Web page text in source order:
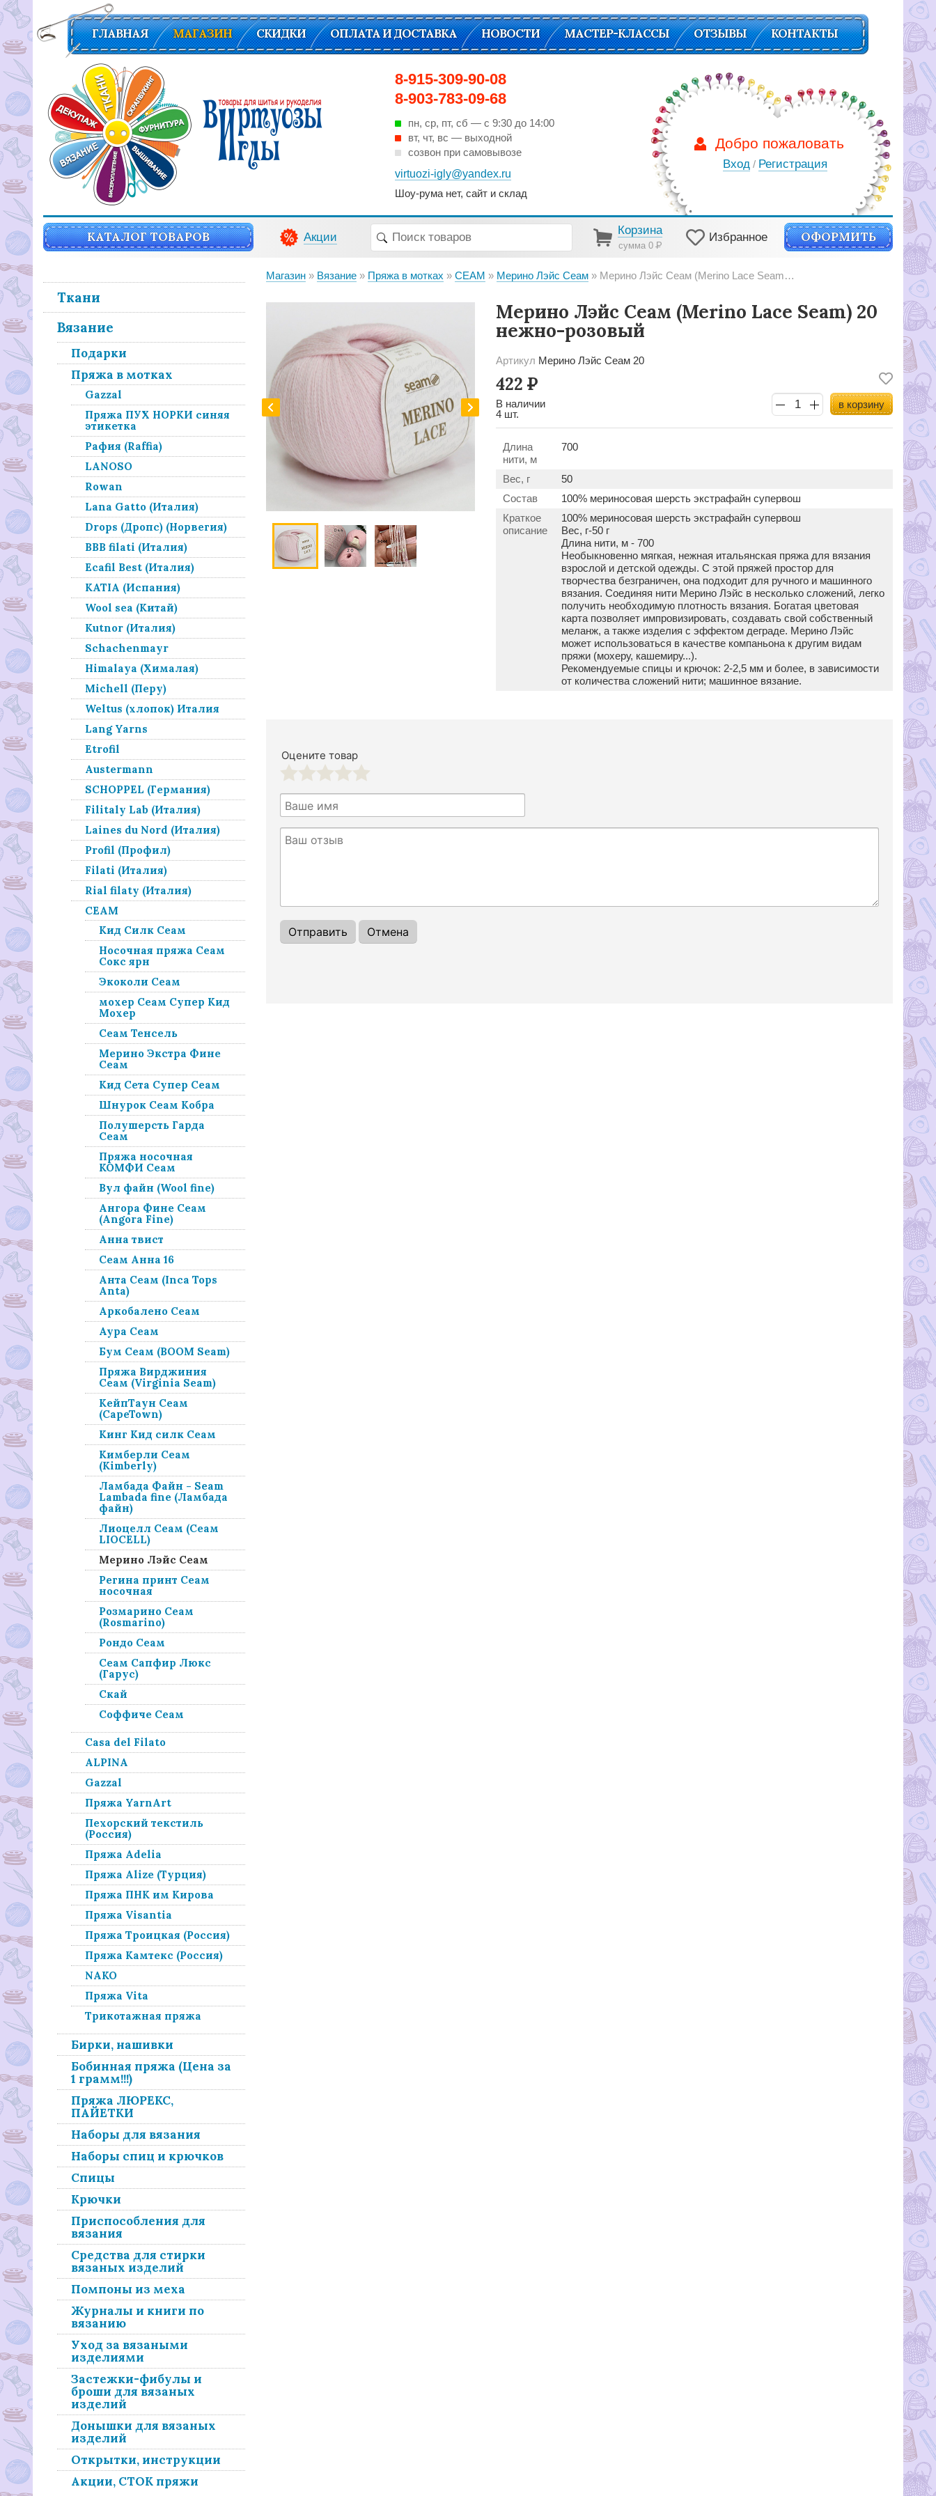
8-915-309-90-08
8-903-783-09-68
пн, ср, пт, cб — с 9:30 до 14:00
вт, чт, вс — выходной
созвон при самовывозе
virtuozi-igly@yandex.ru
Шоу-рума нет, сайт и склад
ГЛАВНАЯ МАГАЗИН СКИДКИ ОПЛАТА И ДОСТАВКА НОВОСТИ МАСТЕР-КЛАССЫ ОТЗЫВЫ КОНТАКТЫ
Добро пожаловать
Вход / Регистрация
КАТАЛОГ ТОВАРОВ Акции
Корзина
сумма 0Р
Избранное ОФОРМИТЬ
Ткани
Вязание
Подарки
Пряжа в мотках
Gazzal
Пряжа ПУХ НОРКИ синяя
этикетка
Рафия (Raffia)
LANOSO
Rowan
Lana Gatto (Италия)
Drops (Дропс) (Норвегия)
BBB filati (Италия)
Ecafil Best (Италия)
KATIA (Испания)
Wool sea (Китай)
Kutnor (Италия)
Schachenmayr
Himalaya (Хималая)
Michell (Перу)
Weltus (хлопок) Италия
Lang Yarns
Etrofil
Austermann
SCHOPPEL (Германия)
Filitaly Lab (Италия)
Laines du Nord (Италия)
Profil (Профил)
Filati (Италия)
Rial filaty (Италия)
СЕАМ
Кид Силк Сеам
Носочная пряжа Сеам
Сокс ярн
Экоколи Сеам
мохер Сеам Супер Кид
Мохер
Сеам Тенсель
Мерино Экстра Фине
Сеам
Кид Сета Супер Сеам
Шнурок Сеам Кобра
Полушерсть Гарда
Сеам
Пряжа носочная
КОМФИ Сеам
Вул файн (Wool fine)
Ангора Фине Сеам
(Angora Fine)
Анна твист
Сеам Анна 16
Анта Сеам (Inca Tops
Anta)
Аркобалено Сеам
Аура Сеам
Бум Сеам (BOOM Seam)
Пряжа Вирджиния
Сеам (Virginia Seam)
КейпТаун Сеам
(CapeTown)
Кинг Кид силк Сеам
Кимберли Сеам
(Kimberly)
Ламбада Файн - Seam
Lambada fine (Ламбада
файн)
Лиоцелл Сеам (Сеам
LIOCELL)
Мерино Лэйс Сеам
Регина принт Сеам
носочная
Розмарино Сеам
(Rosmarino)
Рондо Сеам
Сеам Сапфир Люкс
(Гарус)
Скай
Соффиче Сеам
Casa del Filato
ALPINA
Gazzal
Пряжа YarnArt
Пехорский текстиль
(Россия)
Пряжа Adelia
Пряжа Alize (Турция)
Пряжа ПНК им Кирова
Пряжа Visantia
Пряжа Троицкая (Россия)
Пряжа Камтекс (Россия)
NAKO
Пряжа Vita
Трикотажная пряжа
Бирки, нашивки
Бобинная пряжа (Цена за
1 грамм!!!)
Пряжа ЛЮРЕКС,
ПАЙЕТКИ
Наборы для вязания
Наборы спиц и крючков
Спицы
Крючки
Приспособления для
вязания
Средства для стирки
вязаных изделий
Помпоны из меха
Журналы и книги по
вязанию
Уход за вязаными
изделиями
Застежки-фибулы и
броши для вязаных
изделий
Донышки для вязаных
изделий
Открытки, инструкции
Акции, СТОК пряжи
Магазин Вязание Пряжа в мотках СЕАМ Мерино Лэйс Сеам Мерино Лэйс Сеам (Merino Lace Seam) 20 нежно-розовый
Мерино Лэйс Сеам (Merino Lace Seam) 20
нежно-розовый
Артикул Мерино Лэйс Сеам 20
422 Р
В наличии
4 шт.
в корзину
Длина
нити, м
700
Вес, г
50
Состав
100% мериносовая шерсть экстрафайн супервош
Краткое
описание
100% мериносовая шерсть экстрафайн супервош
Вес, г-50 г
Длина нити, м - 700
Необыкновенно мягкая, нежная итальянская пряжа для вязания
взрослой и детской одежды. С этой пряжей простор для
творчества безграничен, она подходит для ручного и машинного
вязания. Соединяя нити Мерино Лэйс в несколько сложений, легко
получить необходимую плотность вязания. Богатая цветовая
карта позволяет импровизировать, создавать свой собственный
меланж, а также изделия с эффектом деграде. Мерино Лэйс
может использоваться в качестве компаньона к другим видам
пряжи (мохеру, кашемиру...).
Рекомендуемые спицы и крючок: 2-2,5 мм и более, в зависимости
от количества сложений нити; машинное вязание.
Оцените товар